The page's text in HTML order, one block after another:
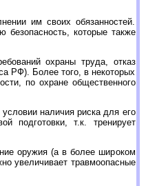
им своих обязанностей.
безопасность, которые также
охраны труда, отказ
РФ). Более того, в некоторых
по охране общественного
наличия риска для его
подготовки, т.к. тренирует
оружия (а в более широком
увеличивает травмоопасные